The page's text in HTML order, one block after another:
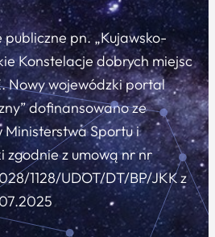
publiczne pn. „Kujawsko-
Konstelacje dobrych miejsc
Nowy wojewódzki portal
dofinansowano ze
Ministerstwa Sportu i
zgodnie z umową nr nr
1128/UDOT/DT/BP/JKK z